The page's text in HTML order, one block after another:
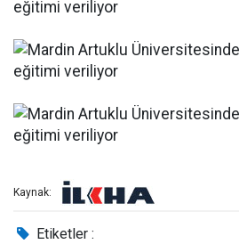
Kaynak:
Etiketler :